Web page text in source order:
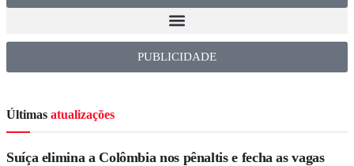
PUBLICIDADE
Últimas atualizações
Suíça elimina a Colômbia nos pênaltis e fecha as vagas